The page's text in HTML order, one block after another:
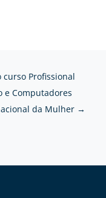
Profissional
e Computadores
da Mulher →